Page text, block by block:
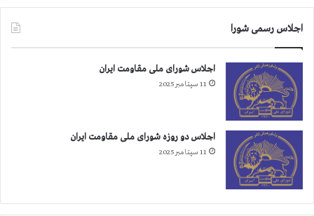
اجلاس رسمی شورا
اجلاس شورای ملی مقاومت ایران
11 سپتامبر 2025
اجلاس دو روزه شورای ملی مقاومت ایران
11 سپتامبر 2025